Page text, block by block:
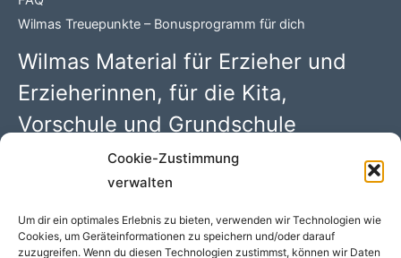
Cookie-Zustimmung
verwalten
Um dir ein optimales Erlebnis zu bieten, verwenden wir Technologien wie
Cookies, um Geräteinformationen zu speichern und/oder darauf
zuzugreifen. Wenn du diesen Technologien zustimmst, können wir Daten
Wilmas Treuepunkte – Bonusprogramm für dich
Wilmas Material für Erzieher und
Erzieherinnen, für die Kita,
Vorschule und Grundschule
Wilma Wochenwurm PDFs mit 100 kreativen Kindergarten
Ideen. Begleitmaterial zu den Kinderbüchern rund um
„Lerngeschichten mit Wilma Wochenwurm“ von Susanne
Bohne (Hallo liebe Wolke)